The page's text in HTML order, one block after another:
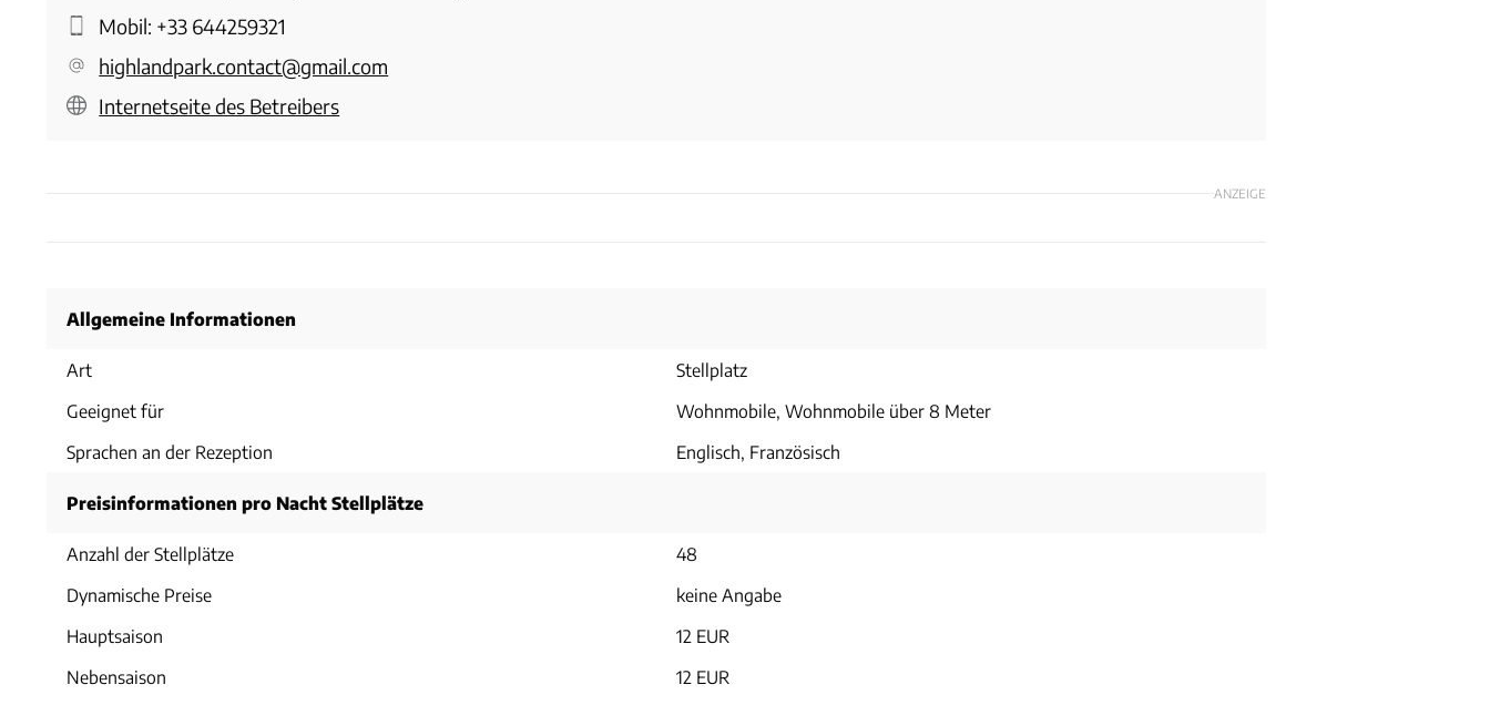
Mobil: +33 644259321
highlandpark.contact@gmail.com
Internetseite des Betreibers
ANZEIGE
Allgemeine Informationen
Art
Stellplatz
Geeignet für
Wohnmobile, Wohnmobile über 8 Meter
Sprachen an der Rezeption
Englisch, Französisch
Preisinformationen pro Nacht Stellplätze
Anzahl der Stellplätze
48
Dynamische Preise
keine Angabe
Hauptsaison
12 EUR
Nebensaison
12 EUR